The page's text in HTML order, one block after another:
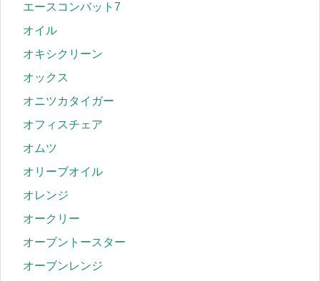
エースコンバット7
オイル
オキシクリーン
オックス
オニツカタイガー
オフィスチェア
オムツ
オリーブオイル
オレンジ
オークリー
オーブントースター
オーブンレンジ